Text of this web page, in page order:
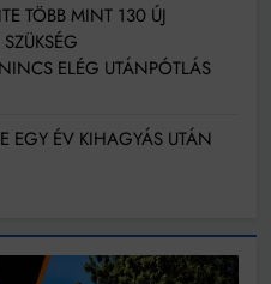
TÖBB MINT 130 ÚJ
ELÉG UTÁNPÓTLÁS
EGY ÉV KIHAGYÁS UTÁN